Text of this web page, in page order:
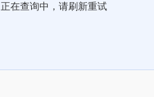
正在查询中，请刷新重试